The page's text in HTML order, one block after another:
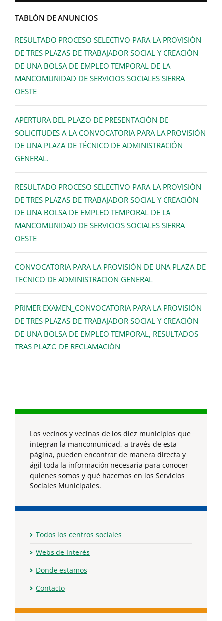
TABLÓN DE ANUNCIOS
RESULTADO PROCESO SELECTIVO PARA LA PROVISIÓN
DE TRES PLAZAS DE TRABAJADOR SOCIAL Y CREACIÓN
DE UNA BOLSA DE EMPLEO TEMPORAL DE LA
MANCOMUNIDAD DE SERVICIOS SOCIALES SIERRA
OESTE
APERTURA DEL PLAZO DE PRESENTACIÓN DE
SOLICITUDES A LA CONVOCATORIA PARA LA PROVISIÓN
DE UNA PLAZA DE TÉCNICO DE ADMINISTRACIÓN
GENERAL.
RESULTADO PROCESO SELECTIVO PARA LA PROVISIÓN
DE TRES PLAZAS DE TRABAJADOR SOCIAL Y CREACIÓN
DE UNA BOLSA DE EMPLEO TEMPORAL DE LA
MANCOMUNIDAD DE SERVICIOS SOCIALES SIERRA
OESTE
CONVOCATORIA PARA LA PROVISIÓN DE UNA PLAZA DE
TÉCNICO DE ADMINISTRACIÓN GENERAL
PRIMER EXAMEN_CONVOCATORIA PARA LA PROVISIÓN
DE TRES PLAZAS DE TRABAJADOR SOCIAL Y CREACIÓN
DE UNA BOLSA DE EMPLEO TEMPORAL, RESULTADOS
TRAS PLAZO DE RECLAMACIÓN
Los vecinos y vecinas de los diez municipios que
integran la mancomunidad, a través de esta
página, pueden encontrar de manera directa y
ágil toda la información necesaria para conocer
quienes somos y qué hacemos en los Servicios
Sociales Municipales.
Todos los centros sociales
Webs de Interés
Donde estamos
Contacto